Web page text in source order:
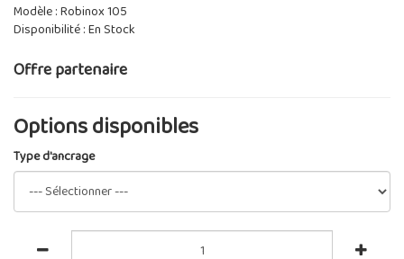
Modèle : Robinox 105
Disponibilité : En Stock
Offre partenaire
Options disponibles
Type d'ancrage